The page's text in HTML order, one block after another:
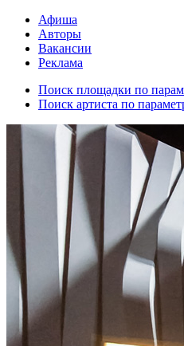
Афиша
Авторы
Вакансии
Реклама
Поиск площадки по
Поиск артиста по